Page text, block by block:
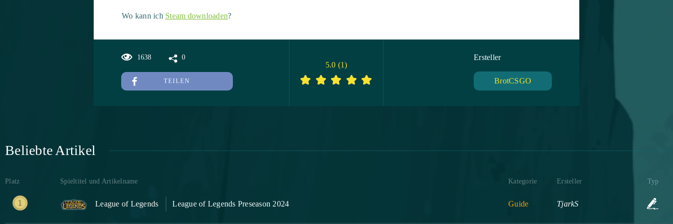
Wo kann ich Steam downloaden?
1638 0
TEILEN
5.0 (1)
Ersteller
BrotCSGO
Beliebte Artikel
Platz Spieltitel und Artikelname Kategorie Ersteller Typ
League of Legends League of Legends Preseason 2024 Guide TjarkS